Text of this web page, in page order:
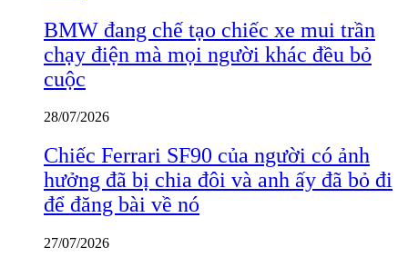
BMW đang chế tạo chiếc xe mui trần
chạy điện mà mọi người khác đều bỏ
cuộc
28/07/2026
Chiếc Ferrari SF90 của người có ảnh
hưởng đã bị chia đôi và anh ấy đã bỏ đi
để đăng bài về nó
27/07/2026